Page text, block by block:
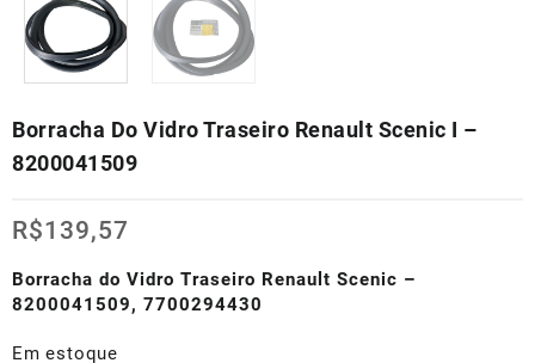
Borracha Do Vidro Traseiro Renault Scenic I –
8200041509
R$139,57
Borracha do Vidro Traseiro Renault Scenic –
8200041509, 7700294430
Em estoque